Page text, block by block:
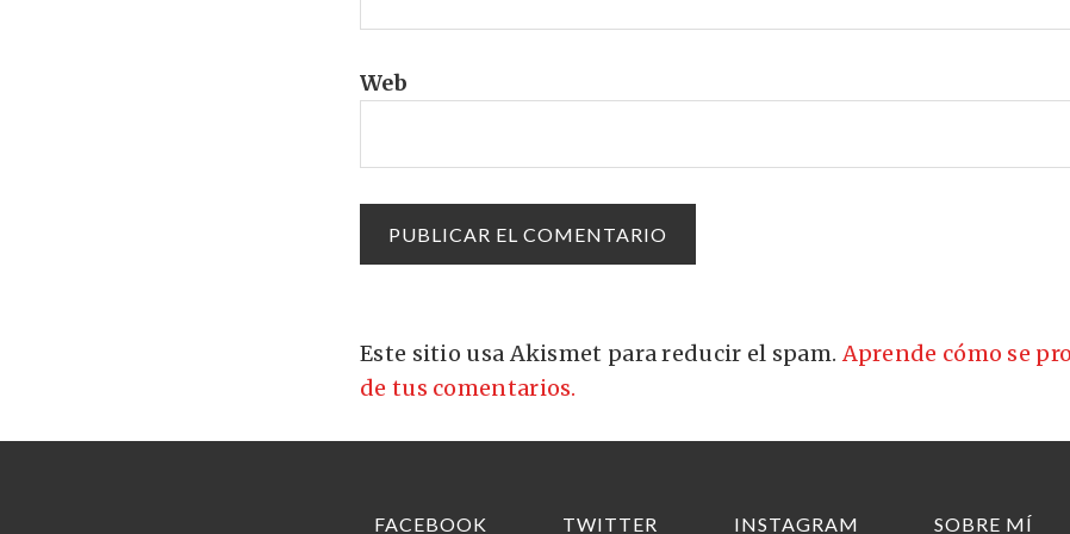
Web
Este sitio usa Akismet para reducir el spam.Aprende cómo se
de tus comentarios.
FACEBOOK TWITTER INSTAGRAM SOBRE MÍ